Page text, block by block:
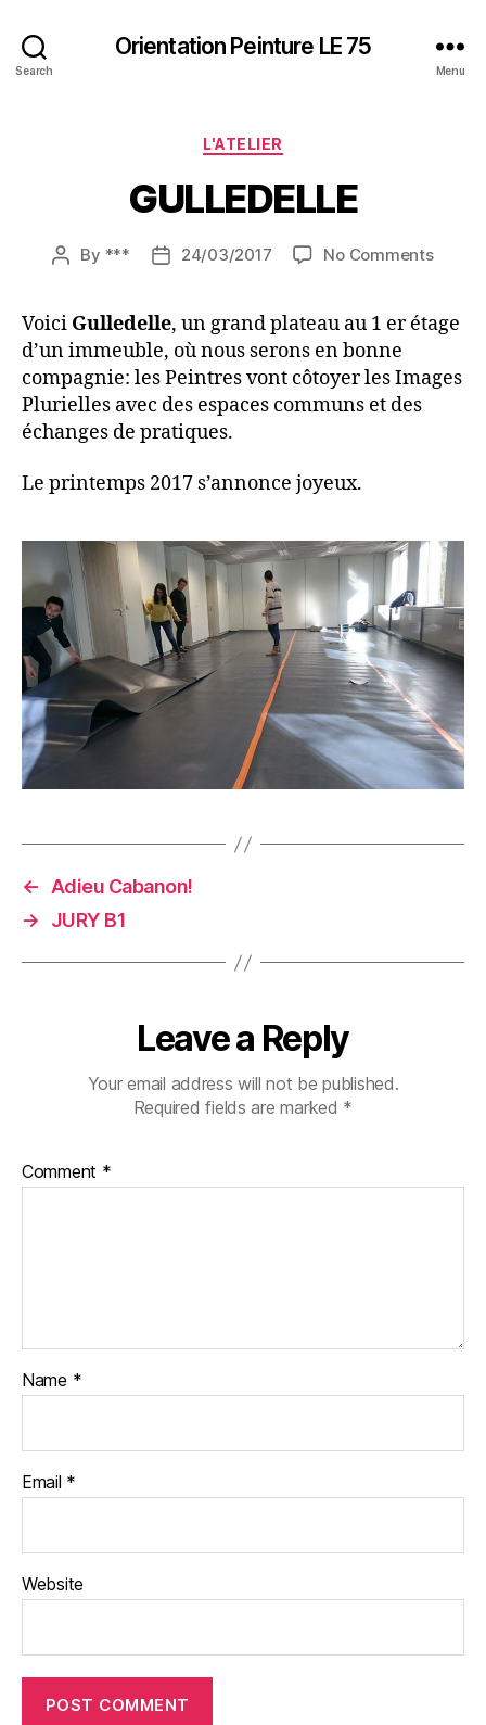
Search
Orientation Peinture LE 75
Menu
Categories
L'ATELIER
GULLEDELLE
Post
By ***
Post24/03/2017 No Commentson
Voici Gulledelle, un grand plateau au 1 er étage
d’un immeuble, où nous serons en bonne
compagnie: les Peintres vont côtoyer les Images
Plurielles avec des espaces communs et des
échanges de pratiques.
Le printemps 2017 s’annonce joyeux.
← Adieu Cabanon!
→
JURY B1
Leave a Reply
Your email address will not be published.
Required fields are marked *
Comment *
Name *
Email *
Website